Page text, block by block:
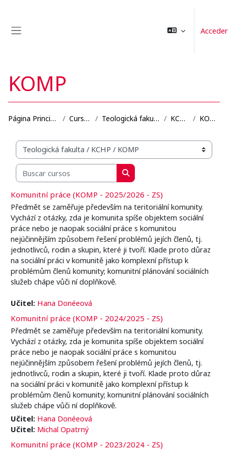
Acceder
KOMP
Página Principal Cursos Teologická fakulta KCHP KOMP
Categorías
Buscar cursos
Buscar cursos
Komunitní práce (KOMP - 2025/2026 - ZS)
Předmět se zaměřuje především na teritoriální komunity.
Vychází z otázky, zda je komunita spíše objektem sociální
práce nebo je naopak sociální práce s komunitou
nejúčinnějším způsobem řešení problémů jejích členů, tj.
jednotlivců, rodin a skupin, které ji tvoří. Klade proto důraz
na sociální práci v komunitě jako komplexní přístup k
problémům členů komunity; komunitní plánování sociálních
služeb chápe vůči ní doplňkově.
Učitel: Hana Donéeová
Komunitní práce (KOMP - 2024/2025 - ZS)
Předmět se zaměřuje především na teritoriální komunity.
Vychází z otázky, zda je komunita spíše objektem sociální
práce nebo je naopak sociální práce s komunitou
nejúčinnějším způsobem řešení problémů jejích členů, tj.
jednotlivců, rodin a skupin, které ji tvoří. Klade proto důraz
na sociální práci v komunitě jako komplexní přístup k
problémům členů komunity; komunitní plánování sociálních
služeb chápe vůči ní doplňkově.
Učitel: Hana Donéeová
Učitel: Michal Opatrný
Komunitní práce (KOMP - 2023/2024 - ZS)